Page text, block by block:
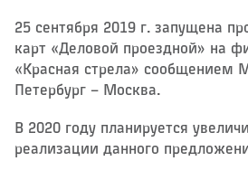
25 сентября 2019 г. запущена
карт «Деловой проездной» на
«Красная стрела» сообщением
Петербург – ​Москва.
В 2020 году планируется
реализации данного